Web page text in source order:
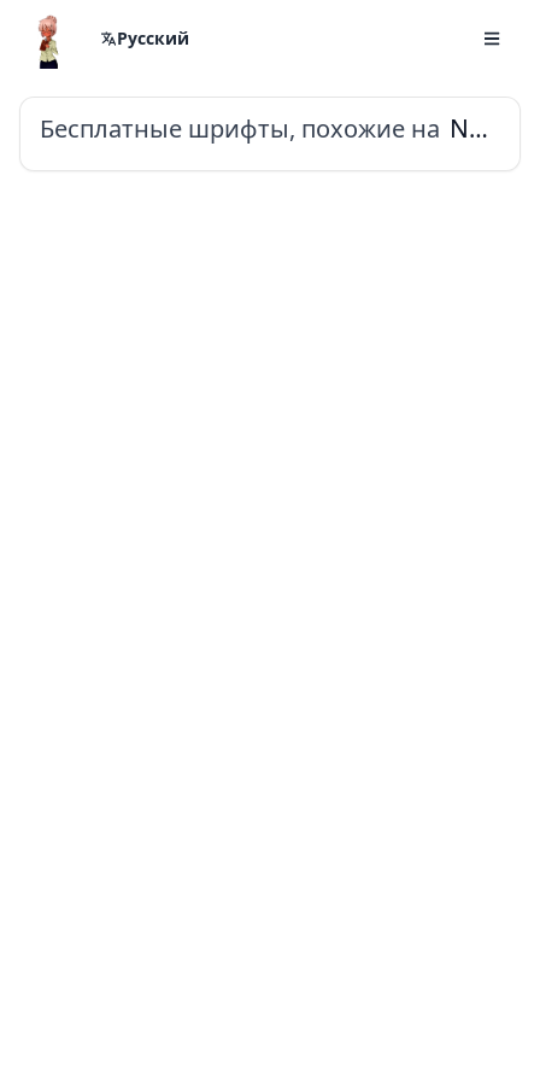
Русский
Бесплатные шрифты, похожие на Noto Sans Nushu